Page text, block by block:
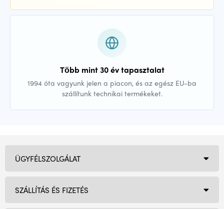
Több mint 30 év tapasztalat
1994 óta vagyunk jelen a piacon, és az egész EU-ba
szállítunk technikai termékeket.
ÜGYFÉLSZOLGÁLAT
SZÁLLÍTÁS ÉS FIZETÉS